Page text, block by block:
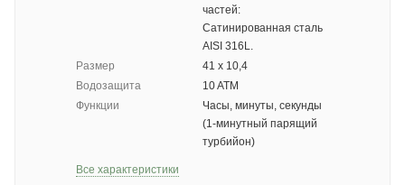
частей:
Сатинированная сталь
AISI 316L.
Размер
41 х 10,4
Водозащита
10 ATM
Функции
Часы, минуты, секунды
(1-минутный парящий
турбийон)
Все характеристики